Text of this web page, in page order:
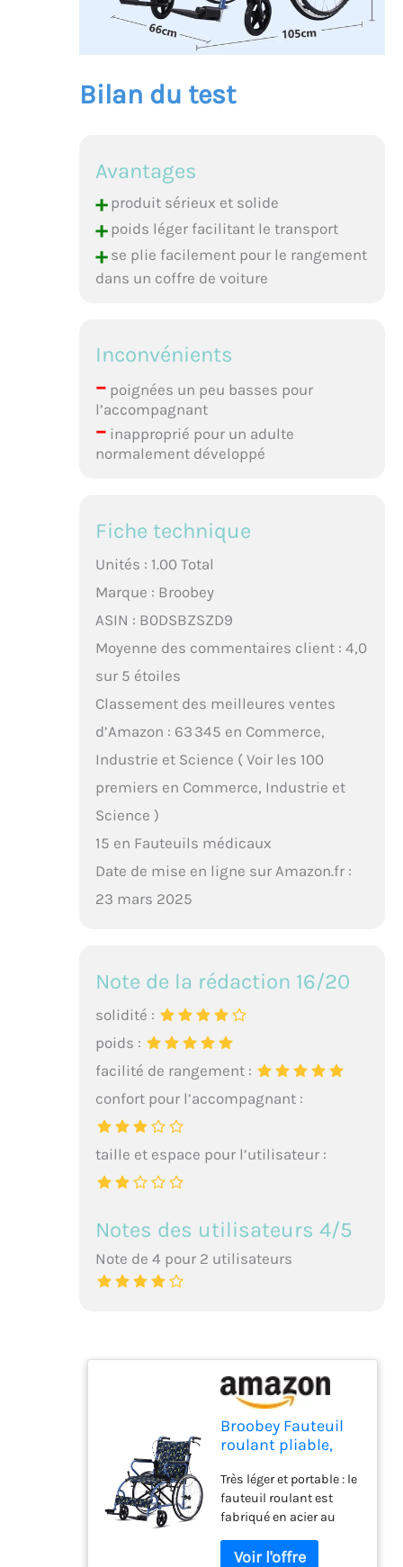
Bilan du test
Avantages
+produit sérieux et solide
+poids léger facilitant le transport
+se plie facilement pour le rangement
dans un coffre de voiture
Inconvénients
–poignées un peu basses pour
l’accompagnant
–inapproprié pour un adulte
normalement développé
Fiche technique
Unités : 1.00 Total
Marque : Broobey
ASIN : B0DSBZSZD9
Moyenne des commentaires client : 4,0
sur 5 étoiles
Classement des meilleures ventes
d’Amazon : 63 345 en Commerce,
Industrie et Science ( Voir les 100
premiers en Commerce, Industrie et
Science )
15 en Fauteuils médicaux
Date de mise en ligne sur Amazon.fr :
23 mars 2025
Note de la rédaction 16/20
solidité :
poids :
facilité de rangement :
confort pour l’accompagnant :
taille et espace pour l’utilisateur :
Notes des utilisateurs 4/5
Note de 4 pour 2 utilisateurs
Broobey Fauteuil
roulant pliable,
kg, double frein,
12,5 kg, auto-
propulsion,
personnes âgées,
roue arrière 50 cm
Très léger et portable : le
fauteuil roulant est
fabriqué en acier au
supérieure et ne pèse